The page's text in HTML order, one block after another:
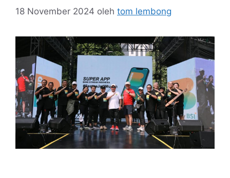
18 November 2024 oleh tom lembong